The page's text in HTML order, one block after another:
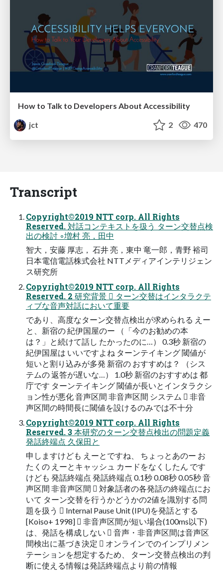
How to Talk to Developers About Accessibility
jct
2 470
Transcript
Copyright©2019 NTT corp. All Rights
Reserved. 対話コンテキストを扱う ターン交替点検
出の検討 ◦増村 亮，田中
智大，安藤 厚志， 石井 亮，東中 竜一郎，青野 裕司
日本電信電話株式会社 NTTメディアインテリジェン
ス研究所
Copyright©2019 NTT corp. All Rights
Reserved. 2 研究背景  ターン交替はインタラクテ
ィブな音声対話において重要
であり、高度なターン交替点検出が求められる えー
と、新宿の 紀伊国屋のー （「今のお勧めの本
は？」と続けて話し たかったのに…） 0.3秒 新宿の
紀伊国屋は いいですよね ターンテイキング 閾値が
短いと割り込みが多発 新宿の おすすめは？ （シス
テムの 返答が遅いな…） 1.0秒 新宿のおすすめは 都
庁です ターンテイキング 閾値が長いとインタラクシ
ョン性が悪化 音声区間 非音声区間 システム  非音
声区間の時間長に閾値を設けるのみでは不十分
Copyright©2019 NTT corp. All Rights
Reserved. 3 本研究のターン交替点検出の問題定義
発話終端点 久保田と
申しますけども えーとですね、 ちょっとあのー お
たくの えーとキャッシュ カードをなくしたん です
けども 発話終端点 発話終端点 0.1秒 0.08秒 0.05秒 音
声区間 非音声区間  対象話者の各発話の終端点にお
いて ターン交替を行うかどうかの2値を識別する問
題を扱う  Internal Pause Unit (IPU)を発話とする
[Koiso+ 1998]  非音声区間が短い場合(100ms以下)
は、発話を構成しない  音声・非音声区間は音声区
間検出に基づき決定  オンラインでのインプリメン
テーションを想定するため、 ターン交替点検出の判
断に使える情報は発話終端点より前の情報